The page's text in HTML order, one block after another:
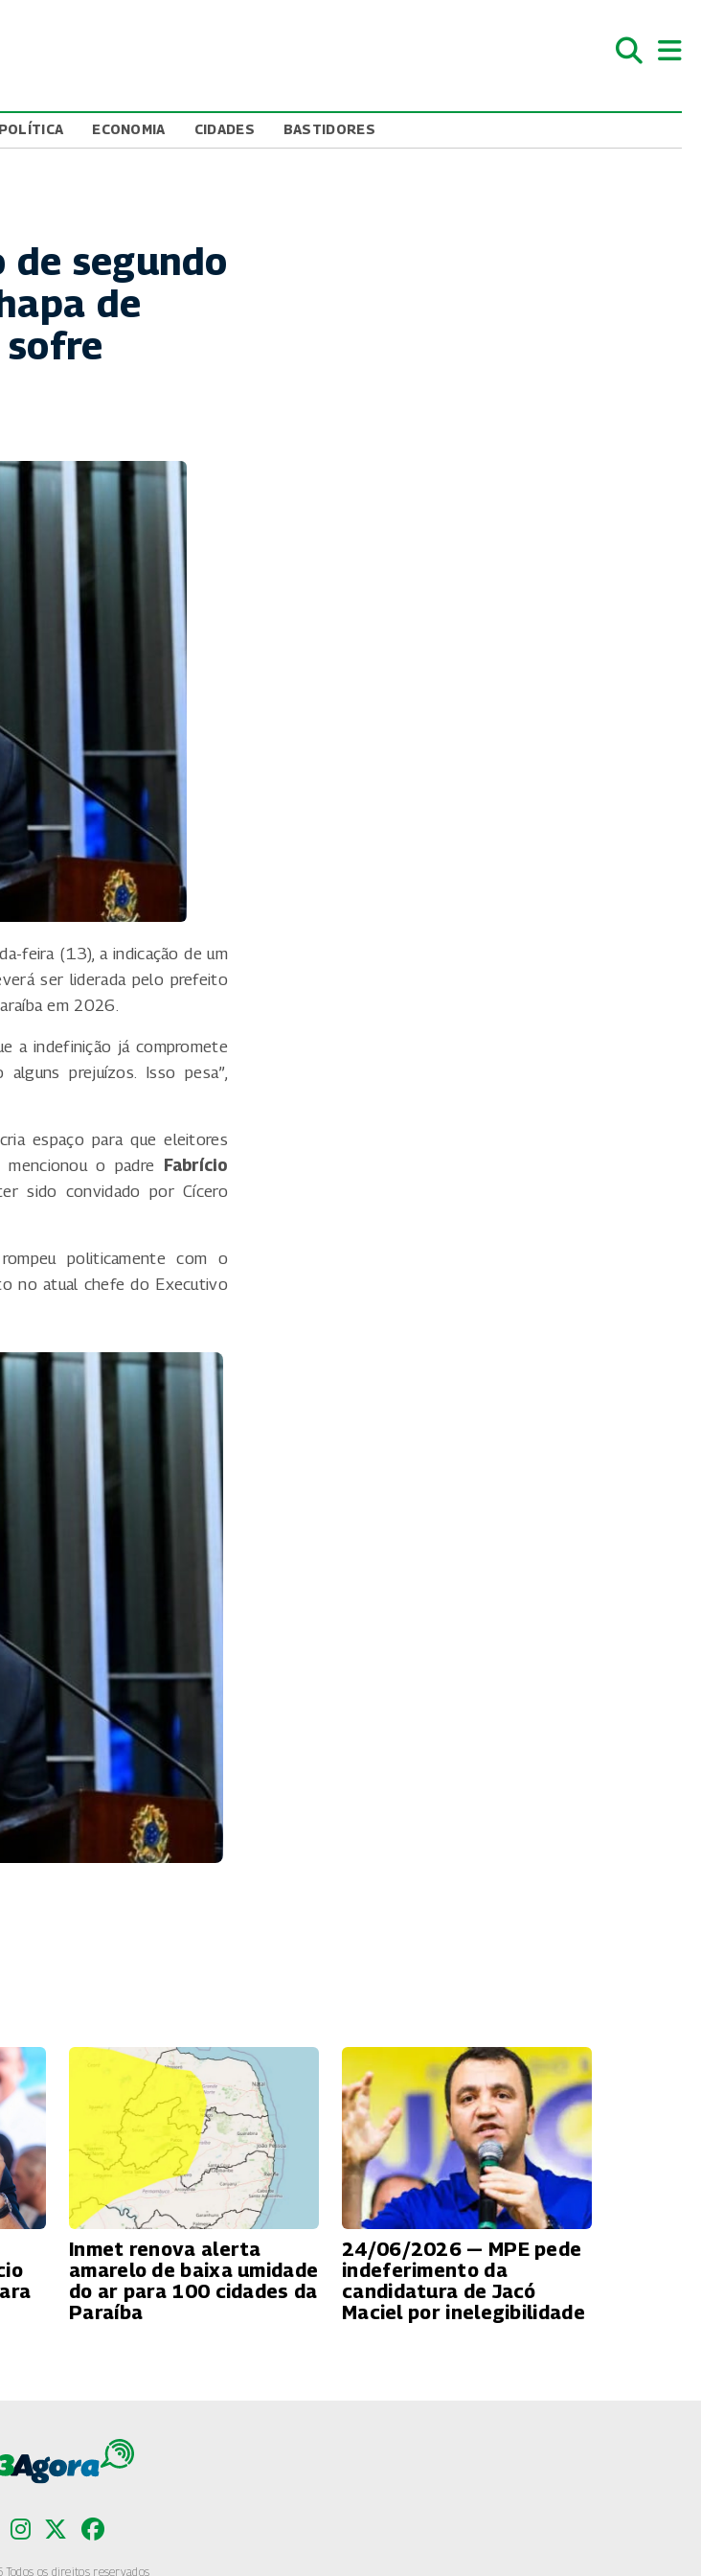
POLÍTICA ECONOMIA CIDADES BASTIDORES
segundo
de
sofre
feira (13), a indicação de um
ser liderada pelo prefeito
em 2026.
a indefinição já compromete
prejuízos. Isso pesa”,
espaço para que eleitores
mencionou o padre Fabrício
sido convidado por Cícero
politicamente com o
no atual chefe do Executivo
Inmet renova alerta
amarelo de baixa umidade
do ar para 100 cidades da
Paraíba
24/06/2026 — MPE pede
indeferimento da
candidatura de Jacó
Maciel por inelegibilidade
Todos os direitos reservados